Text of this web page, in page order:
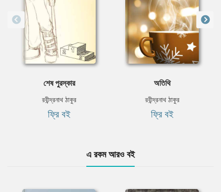
শেষ পুরস্কার
রবীন্দ্রনাথ ঠাকুর
ফ্রি বই
অতিথি
রবীন্দ্রনাথ ঠাকুর
ফ্রি বই
এ রকম আরও বই